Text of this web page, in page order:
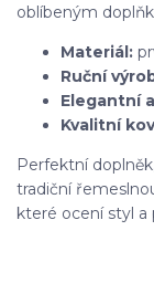
oblíbeným
Materiál:
Ruční
Elegantní
Kvalitní
Perfektní
tradiční
které ocení styl a